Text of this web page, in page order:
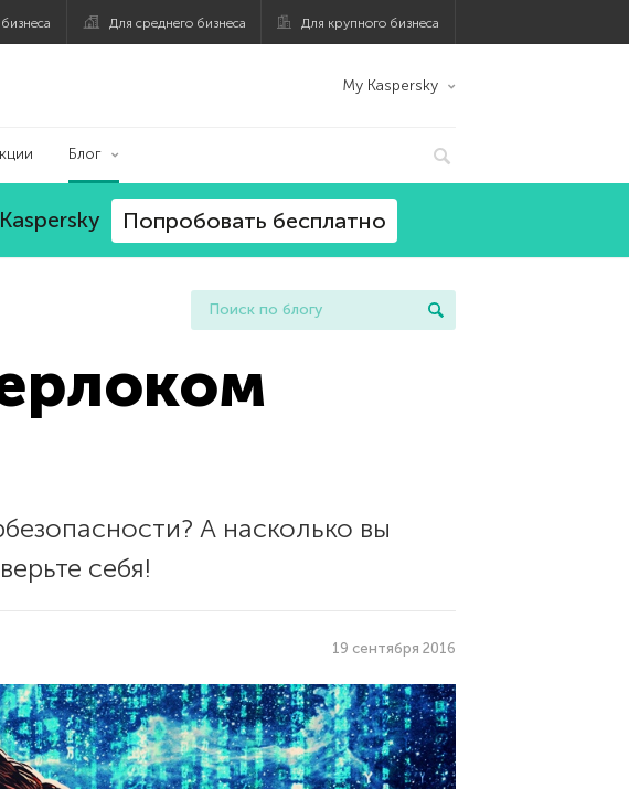
Для среднего бизнеса Для крупного бизнеса
My Kaspersky
Блог
Попробовать бесплатно
А насколько вы
себя!
19 сентября 2016